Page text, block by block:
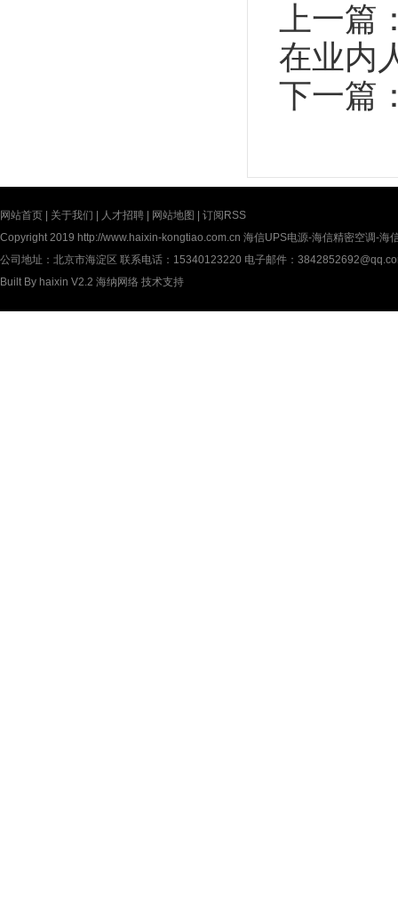
上一篇
在业内
下一篇
网站首页 关于我们 人才招聘 网站地图
订阅RSS
Copyright 2019 http://www.haixin-kongtiao.com.cn 海信UPS电源-海信精密空调-海
公司地址：北京市海淀区 联系电话：15340123220 电子邮件：
Built By haixin V2.2 海纳网络 技术支持